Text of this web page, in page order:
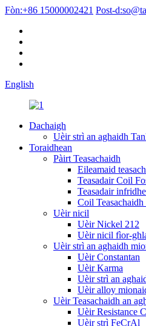
Fòn:+86 15000002421 Post-d:
English
Dachaigh
Uèir strì an aghaidh
Toraidhean
Pàirt Teasachaidh
Eileamaid
Teasadair Coil
Teasadair
Coil Teasachaidh
Uèir nicil
Uèir Nickel 212
Uèir nicil fìor-
Uèir strì an aghaidh
Uèir Constantan
Uèir Karma
Uèir strì an
Uèir alloy
Uèir Teasachaidh an
Uèir Resistance
Uèir strì FeCrAl